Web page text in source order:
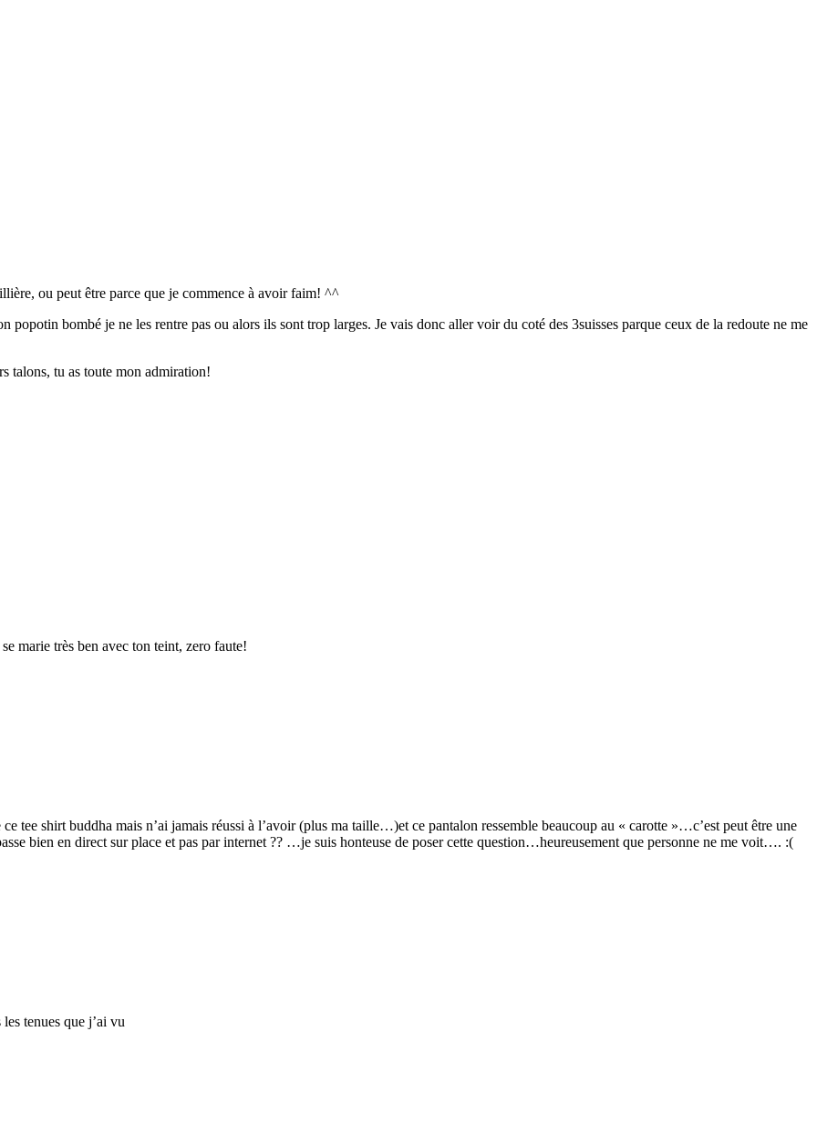
ou peut être parce que je commence à avoir faim! ^^
bombé je ne les rentre pas ou alors ils sont trop larges. Je vais donc aller voir du coté des 3suisses parque ceux de la redoute ne me
talons, tu as toute mon admiration!
marie très ben avec ton teint, zero faute!
tee shirt buddha mais n’ai jamais réussi à l’avoir (plus ma taille…)et ce pantalon ressemble beaucoup au « carotte »…c’est peut être une
bien en direct sur place et pas par internet ?? …je suis honteuse de poser cette question…heureusement que personne ne me voit…. :(
tenues que j’ai vu